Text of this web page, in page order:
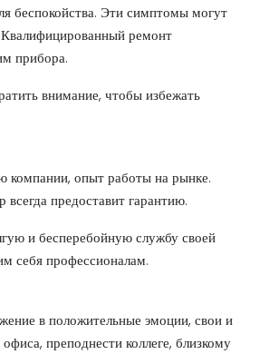
беспокойства. Эти симптомы могут
ремонт
прибора.
внимание, чтобы избежать
компании, опыт работы на рынке.
предоставит гарантию.
и бесперебойную службу своей
себя профессионалам.
в положительные эмоции, свои и
преподнести коллеге, близкому
United States
2 1 1250 sqft
SINGLE FAMILY HOME